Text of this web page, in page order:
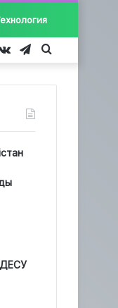
Іздеу...
Telegram
vk.com